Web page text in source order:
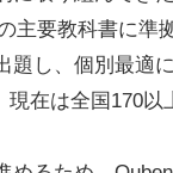
主要教科書に準
し、個別最適
在は全国170以